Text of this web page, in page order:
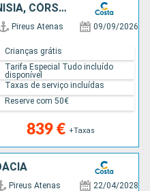
GRÉCIA, MALTA, ITÁLIA, TUNÍSIA, CÓRSEGA (FRANÇA)
Pireus Atenas 09/09/2026
839 € +Taxas
Crianças grátis
Tarifa Especial Tudo incluído
disponível
Taxas de serviço incluídas
Reserve com 50€
Pireus Atenas 22/04/2028